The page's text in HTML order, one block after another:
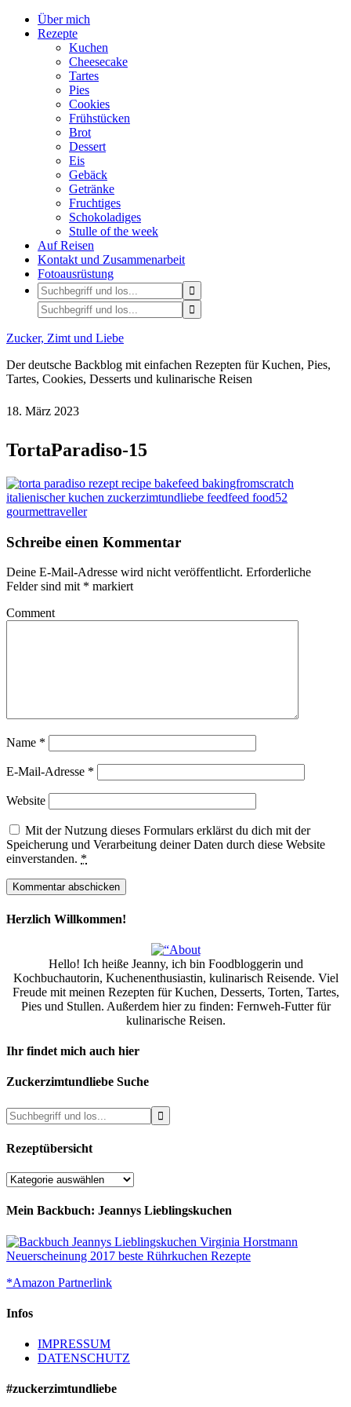
Über mich
Rezepte
Kuchen
Cheesecake
Tartes
Pies
Cookies
Frühstücken
Brot
Dessert
Eis
Gebäck
Getränke
Fruchtiges
Schokoladiges
Stulle of the week
Auf Reisen
Kontakt und Zusammenarbeit
Fotoausrüstung
Zucker, Zimt und Liebe
Der deutsche Backblog mit einfachen Rezepten für Kuchen, Pies,
Tartes, Cookies, Desserts und kulinarische Reisen
18. März 2023
TortaParadiso-15
Schreibe einen Kommentar
Deine E-Mail-Adresse wird nicht veröffentlicht. Erforderliche
Felder sind mit * markiert
Comment
Name *
E-Mail-Adresse *
Website
Mit der Nutzung dieses Formulars erklärst du dich mit der
Speicherung und Verarbeitung deiner Daten durch diese Website
einverstanden. *
Herzlich Willkommen!
Hello! Ich heiße Jeanny, ich bin Foodbloggerin und
Kochbuchautorin, Kuchenenthusiastin, kulinarisch Reisende. Viel
Freude mit meinen Rezepten für Kuchen, Desserts, Torten, Tartes,
Pies und Stullen. Außerdem hier zu finden: Fernweh-Futter für
kulinarische Reisen.
Ihr findet mich auch hier
Zuckerzimtundliebe Suche
Rezeptübersicht
Rezeptübersicht
Mein Backbuch: Jeannys Lieblingskuchen
*Amazon Partnerlink
Infos
IMPRESSUM
DATENSCHUTZ
#zuckerzimtundliebe